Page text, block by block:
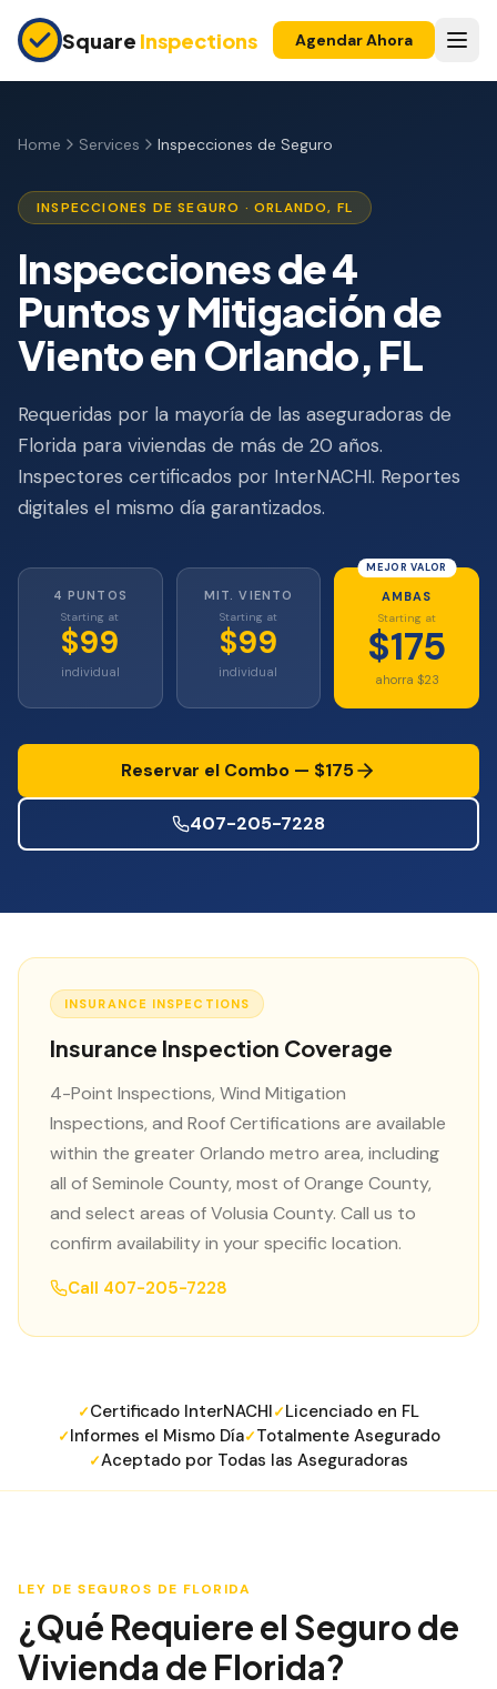
Square Inspections Agendar Ahora
Inspección Pre-Compra
Garantía 11 Meses
Inspección de Condominio
Inspección Pre-Listado
Propiedad de Inversión
INSPECCIONES DE SEGURO
Inspección 4 Puntos
Mitigación de Viento
SERVICIOS ESPECIALIZADOS
Mantenimiento Anual
Inspección por Drone
Inspección de Termitas
LANGUAGE
Agendar Inspección
Home Services Inspecciones de Seguro
INSPECCIONES DE SEGURO · ORLANDO, FL
Inspecciones de 4
Puntos y Mitigación de
Viento en Orlando, FL
Requeridas por la mayoría de las aseguradoras de
Florida para viviendas de más de 20 años.
Inspectores certificados por InterNACHI. Reportes
digitales el mismo día garantizados.
4 PUNTOS
Starting at
$99
individual
MIT. VIENTO
Starting at
$99
individual
MEJOR VALOR
AMBAS
Starting at
$175
ahorra $23
Reservar el Combo — $175
407-205-7228
INSURANCE INSPECTIONS
Insurance Inspection Coverage
4-Point Inspections, Wind Mitigation
Inspections, and Roof Certifications are available
within the greater Orlando metro area, including
all of Seminole County, most of Orange County,
and select areas of Volusia County. Call us to
confirm availability in your specific location.
Call 407-205-7228
✓Certificado InterNACHI✓Licenciado en FL
✓Informes el Mismo Día✓Totalmente Asegurado
✓Aceptado por Todas las Aseguradoras
LEY DE SEGUROS DE FLORIDA
¿Qué Requiere el Seguro de
Vivienda de Florida?